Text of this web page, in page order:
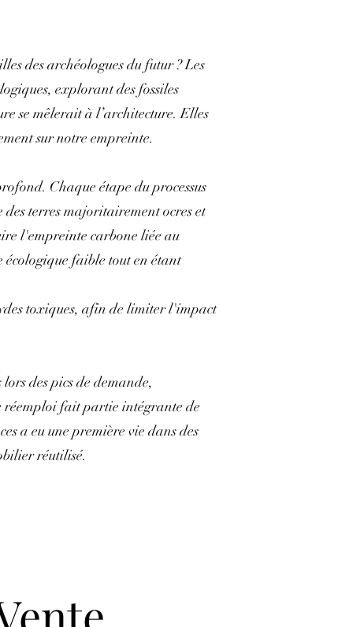
des archéologues du futur ? Les
explorant des fossiles
se mêlerait à l’architecture. Elles
sur notre empreinte.
Chaque étape du processus
terres majoritairement ocres et
l'empreinte carbone liée au
écologique faible tout en étant
toxiques, afin de limiter l'impact
des pics de demande,
fait partie intégrante de
a eu une première vie dans des
réutilisé.